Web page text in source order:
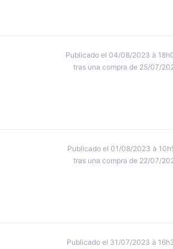
Publicado el 04/08/2023 à
tras una compra de 25/07/
Publicado el 01/08/2023 à
tras una compra de 22/07/
Publicado el 31/07/2023 à